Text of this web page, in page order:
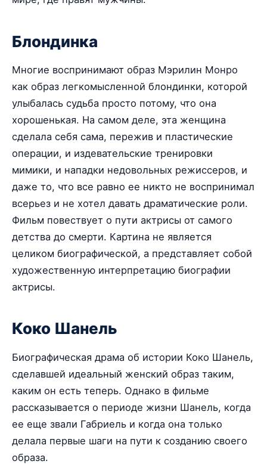
Блондинка
Многие воспринимают образ Мэрилин Монро
как образ легкомысленной блондинки, которой
улыбалась судьба просто потому, что она
хорошенькая. На самом деле, эта женщина
сделала себя сама, пережив и пластические
операции, и издевательские тренировки
мимики, и нападки недовольных режиссеров, и
даже то, что все равно ее никто не воспринимал
всерьез и не хотел давать драматические роли.
Фильм повествует о пути актрисы от самого
детства до смерти. Картина не является
целиком биографической, а представляет собой
художественную интерпретацию биографии
актрисы.
Коко Шанель
Биографическая драма об истории Коко Шанель,
сделавшей идеальный женский образ таким,
каким он есть теперь. Однако в фильме
рассказывается о периоде жизни Шанель, когда
ее еще звали Габриель и когда она только
делала первые шаги на пути к созданию своего
образа.